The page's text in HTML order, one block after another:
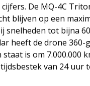
De MQ-4C
blijven op een
snelheden tot bijna
heeft de drone 360-
is om 7.000.000
van 24 uur